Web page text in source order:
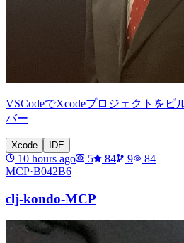
VSCodeでXcodeプロジェクトをビ
バー
Xcode IDE
10 hours ago 5 84 9
84
MCP·B042B6
clj-kondo-MCP